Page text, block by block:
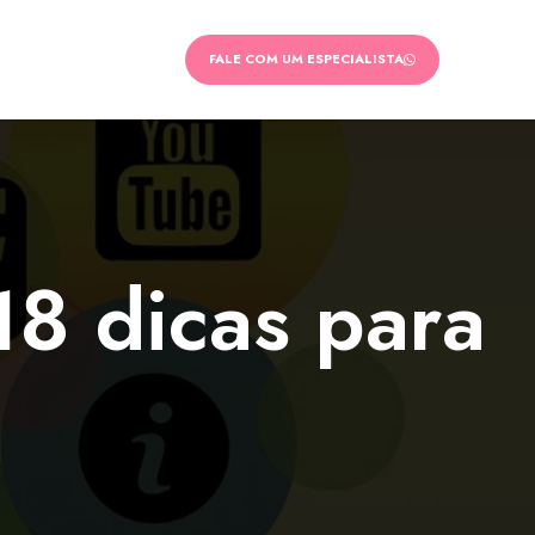
FALE COM UM ESPECIALISTA
dicas para